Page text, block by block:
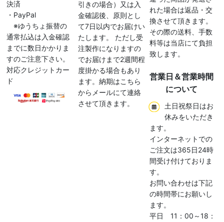
決済
・PayPal
※ゆうちょ振替の
通常払込は入金確認
までに数日かかりま
すのご注意下さい。
対応クレジットカー
ド
引きの場合）又は入
金確認後、原則とし
て7日以内でお届けい
たします。 ただし受
注製作になりますの
でお届けまで2週間程
度掛かる場合もあり
ます。納期はこちら
からメールにて連絡
させて頂きます。
れた場合は返品・交
換させて頂きます。
その際の送料、手数
料等は当店にて負担
致します。
営業日＆営業時間
について
土日祝祭日はお
休みをいただき
ます。
インターネットでの
ご注文は365日24時
間受け付けておりま
す。
お問い合わせは下記
の時間帯にお願いし
ます。
平日 11：00～18：